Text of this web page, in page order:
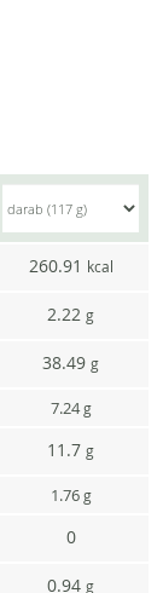
260.91 kcal
2.22 g
38.49 g
7.24 g
11.7 g
1.76 g
0
0.94 g